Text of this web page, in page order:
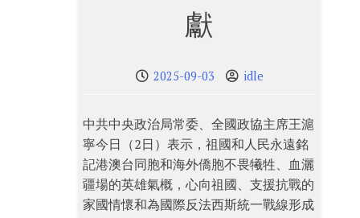
獻
2025-09-03 idle
中共中央政治局常委、全國政協主席王滬
寧今日（2日）表示，祖國和人民永遠銘
記港澳台同胞和海外僑胞不畏犧牲、血灑
疆場的英雄氣概，心向祖國、支援抗戰的
家國情懷和為國際反法西斯統一戰線形成